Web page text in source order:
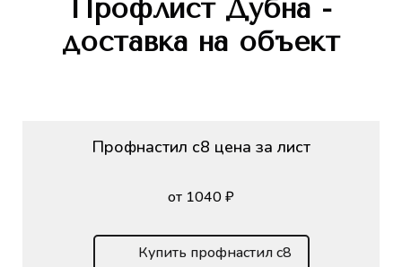
ПрофлистДубна -
доставка на объект
Профнастил с8 цена за лист
от 1040 ₽
Купить профнастил с8